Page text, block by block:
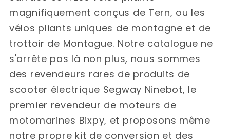
magnifiquement conçus de Tern, ou les
vélos pliants uniques de montagne et de
trottoir de Montague. Notre catalogue ne
s'arrête pas là non plus, nous sommes
des revendeurs rares de produits de
scooter électrique Segway Ninebot, le
premier revendeur de moteurs de
motomarines Bixpy, et proposons même
notre propre kit de conversion et des